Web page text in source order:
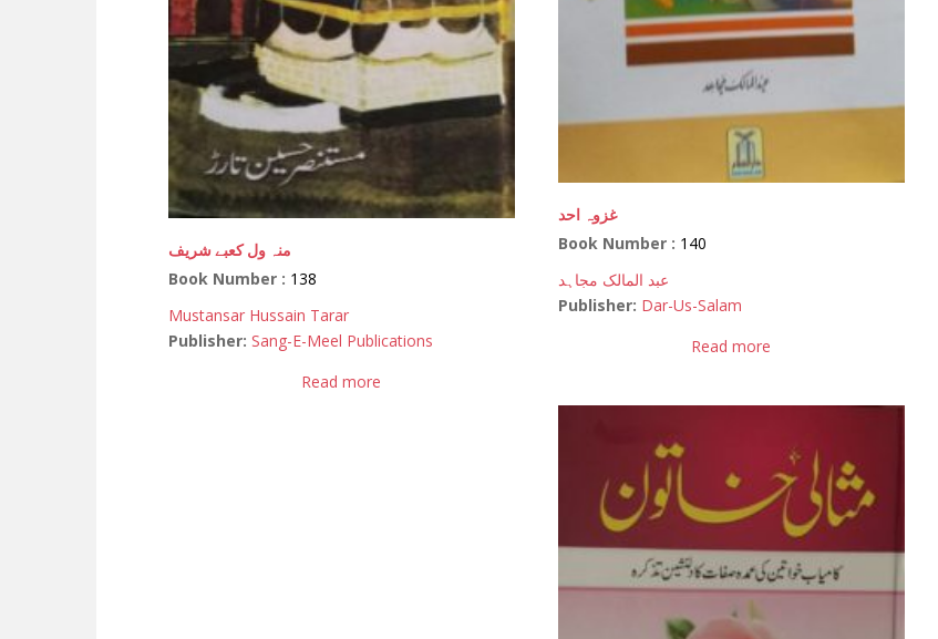
منہ ول کعبے شریف
Book Number : 138
Mustansar Hussain Tarar
Publisher: Sang-E-Meel Publications
Read more
غزوہ احد
Book Number : 140
عبد المالک مجاہد
Publisher: Dar-Us-Salam
Read more